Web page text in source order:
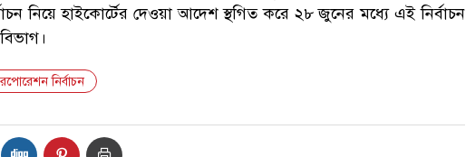
নিয়ে হাইকোর্টের দেওয়া আদেশ স্থগিত করে ২৮ জুনের মধ্যে এই নির্বাচন
নির্বাচন